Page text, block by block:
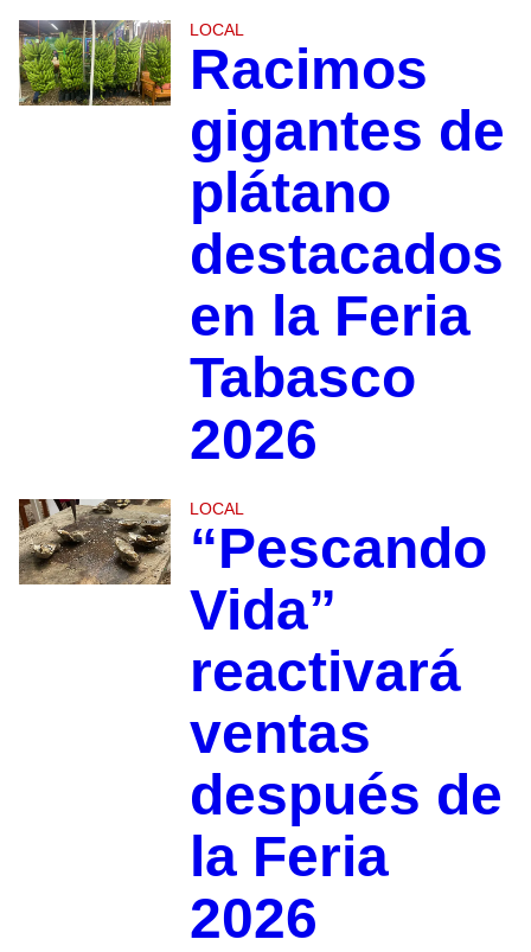
LOCAL
Racimos
gigantes de
plátano
destacados
en la Feria
Tabasco
2026
LOCAL
“Pescando
Vida”
reactivará
ventas
después de
la Feria
2026